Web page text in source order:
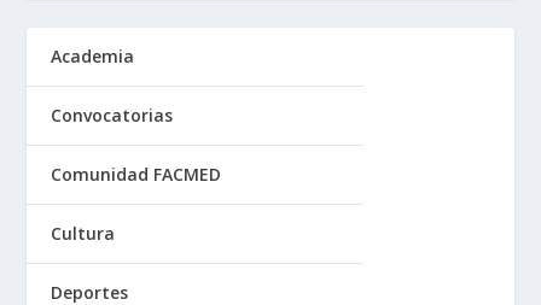
Academia
Convocatorias
Comunidad FACMED
Cultura
Deportes